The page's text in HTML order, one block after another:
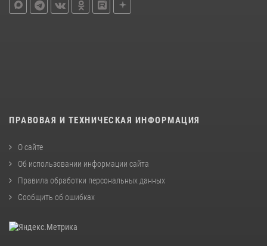
ПРАВОВАЯ И ТЕХНИЧЕСКАЯ ИНФОРМАЦИЯ
О сайте
Об использовании информации сайта
Правила обработки персональных данных
Сообщить об ошибках